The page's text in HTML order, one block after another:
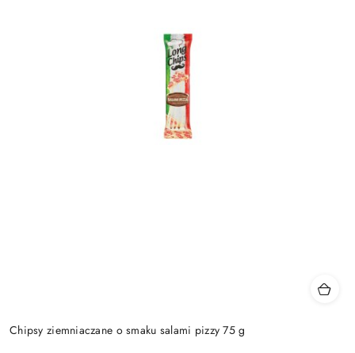
Chipsy ziemniaczane o smaku salami pizzy 75 g